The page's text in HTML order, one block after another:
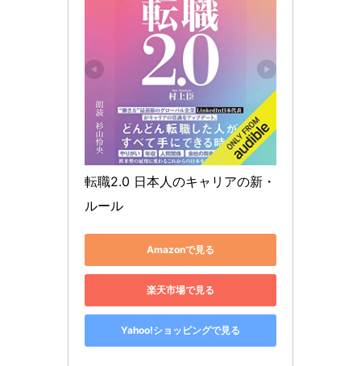
転職2.0 日本人のキャリアの新・
ルール
Amazonで見る
楽天市場で見る
Yahoo!ショッピングで見る